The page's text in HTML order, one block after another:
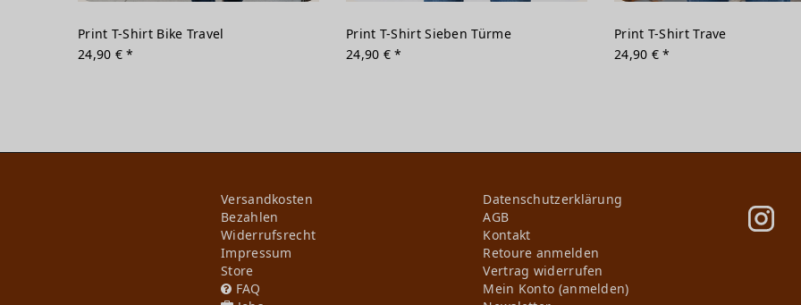
Print T-Shirt Bike Travel
24,90 € *
Print T-Shirt Sieben Türme
24,90 € *
Print T-Shirt Trave
24,90 € *
Versandkosten
Bezahlen
Widerrufs­recht
Impressum
Store
FAQ
Daten­schutz­erklärung
AGB
Kontakt
Retoure anmelden
Vertrag widerrufen
Mein Konto (anmelden)